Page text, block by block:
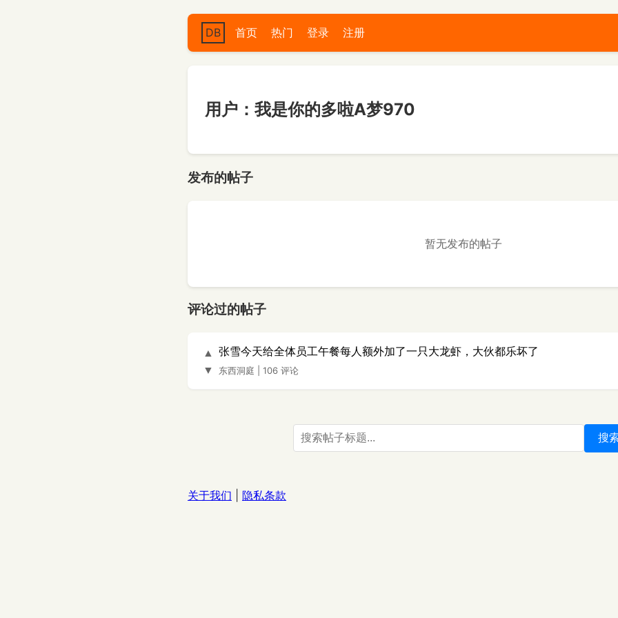
DB 首页 热门 登录 注册
用户：我是你的多啦A梦970
发布的帖子
暂无发布的帖子
评论过的帖子
▲
▼
张雪今天给全体员工午餐每人额外加了一只大龙虾，大伙都乐坏了
东西洞庭 106 评论
搜
关于我们 隐私条款